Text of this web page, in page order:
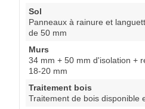
Sol
Panneaux à rainure et
de 50 mm
Murs
34 mm + 50 mm d'isolation +
18-20 mm
Traitement bois
Traitement de bois disponible